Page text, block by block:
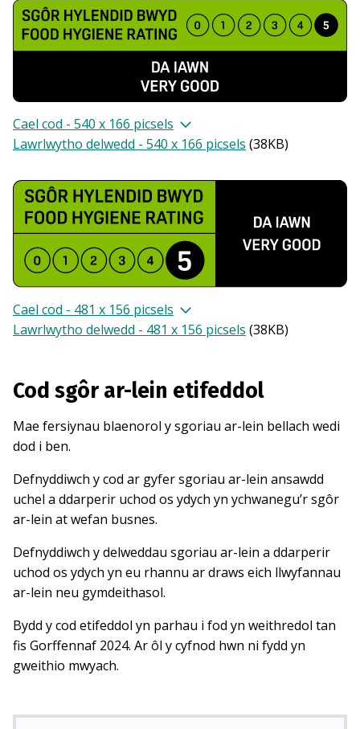
Cael cod - 540 x 166 picsels
Lawrlwytho delwedd - 540 x 166 picsels (38KB)
Cael cod - 481 x 156 picsels
Lawrlwytho delwedd - 481 x 156 picsels (38KB)
Cod sgôr ar-lein etifeddol
Mae fersiynau blaenorol y sgoriau ar-lein bellach wedi
dod i ben.
Defnyddiwch y cod ar gyfer sgoriau ar-lein ansawdd
uchel a ddarperir uchod os ydych yn ychwanegu’r sgôr
ar-lein at wefan busnes.
Defnyddiwch y delweddau sgoriau ar-lein a ddarperir
uchod os ydych yn eu rhannu ar draws eich llwyfannau
ar-lein neu gymdeithasol.
Bydd y cod etifeddol yn parhau i fod yn weithredol tan
fis Gorffennaf 2024. Ar ôl y cyfnod hwn ni fydd yn
gweithio mwyach.